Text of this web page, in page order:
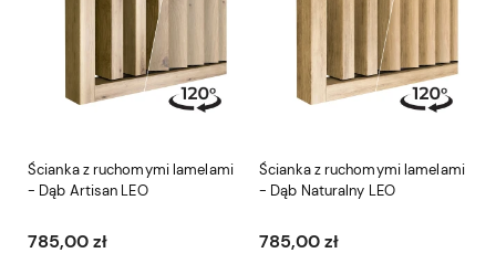
Ścianka z ruchomymi lamelami
- Dąb Artisan LEO
785,00 zł
Ścianka z ruchomymi lamelami
- Dąb Naturalny LEO
785,00 zł